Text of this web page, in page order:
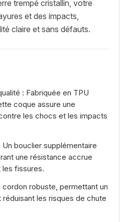
trempé cristallin, votre
et des impacts,
claire et sans défauts.
: Fabriquée en TPU
coque assure une
les chocs et les impacts
bouclier supplémentaire
une résistance accrue
fissures.
cordon robuste, permettant un
les risques de chute